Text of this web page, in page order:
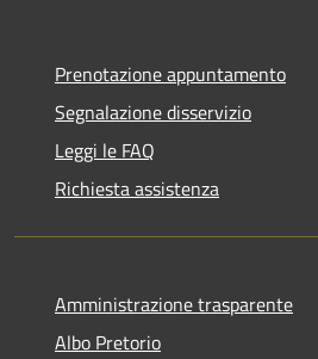
Prenotazione appuntamento
Segnalazione disservizio
Leggi le FAQ
Richiesta assistenza
Amministrazione trasparente
Albo Pretorio